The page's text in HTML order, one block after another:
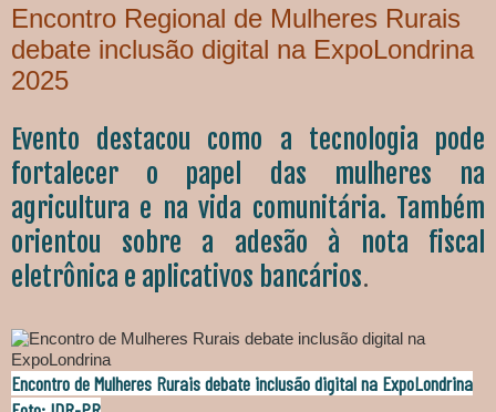
Encontro Regional de Mulheres Rurais
debate inclusão digital na ExpoLondrina
2025
Evento destacou como a tecnologia pode
fortalecer o papel das mulheres na
agricultura e na vida comunitária. Também
orientou sobre a adesão à nota fiscal
eletrônica e aplicativos bancários.
Encontro de Mulheres Rurais debate inclusão digital na ExpoLondrina